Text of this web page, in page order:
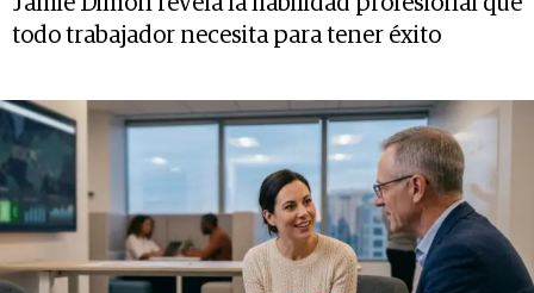
todo trabajador necesita para tener éxito